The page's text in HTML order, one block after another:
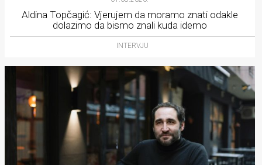
Aldina Topčagić: Vjerujem da moramo znati odakle
dolazimo da bismo znali kuda idemo
INTERVJU